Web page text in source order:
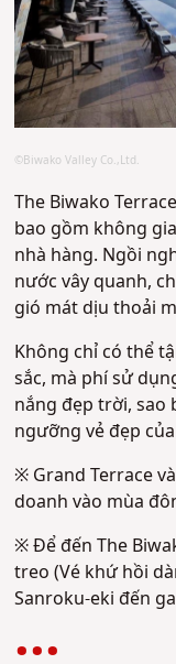
©Biwako Valley Co.,Ltd.
The Biwako
bao gồm không
nhà hàng. Ngồi
nước vây quanh,
gió mát dịu thoải
Không chỉ có thể
sắc, mà phí sử
nắng đẹp trời, sao
ngưỡng vẻ đẹp
※ Grand Terrace
doanh vào mùa
※ Để đến The
treo (Vé khứ hồi
Sanroku-eki đến